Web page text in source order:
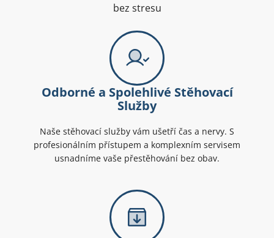
bez stresu
Odborné a Spolehlivé Stěhovací
Služby
Naše stěhovací služby vám ušetří čas a nervy. S
profesionálním přístupem a komplexním servisem
usnadníme vaše přestěhování bez obav.